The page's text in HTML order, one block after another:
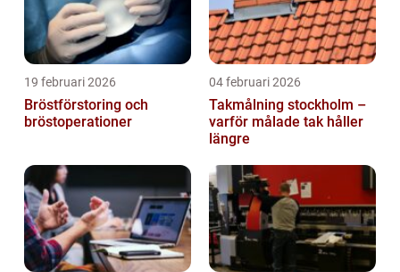
19 februari 2026
Bröstförstoring och
bröstoperationer
04 februari 2026
Takmålning stockholm –
varför målade tak håller
längre